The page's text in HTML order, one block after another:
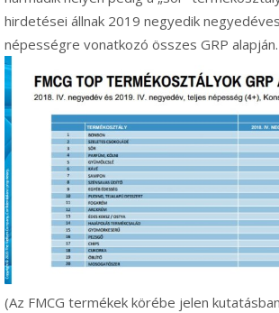
hirdetései állnak 2019 negyedik
népességre vonatkozó összes GRP alapján.
(Az FMCG termékek körébe jelen